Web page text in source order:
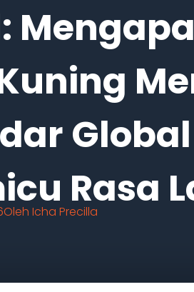
Rasa
Oleh Icha Precilla